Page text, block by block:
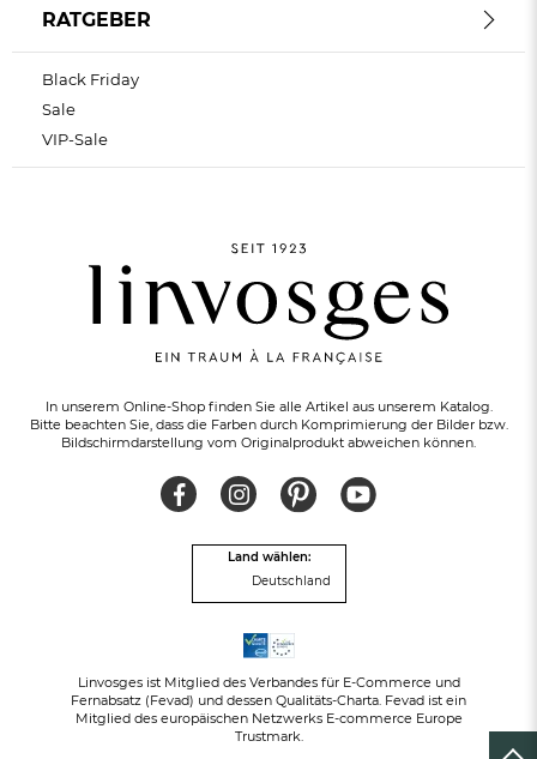
KOSTENLOSER RÜCKVERSANDinnerhalb von 30 Tagen
In unserem Online-Shop finden Sie alle Artikel aus unserem Katalog.
Bitte beachten Sie, dass die Farben durch Komprimierung der Bilder bzw.
Bildschirmdarstellung vom Originalprodukt abweichen können.
Land wählen:
Deutschland
Linvosges ist Mitglied des Verbandes für E-Commerce und
Fernabsatz (Fevad) und dessen Qualitäts-Charta. Fevad ist ein
Mitglied des europäischen Netzwerks E-commerce Europe
Trustmark.
RATGEBER
Black Friday
Sale
VIP-Sale